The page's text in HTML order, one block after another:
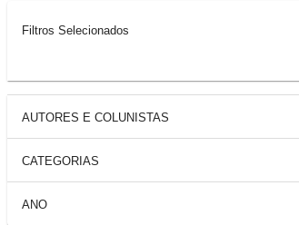
Filtros Selecionados
AUTORES E COLUNISTAS
CATEGORIAS
ANO